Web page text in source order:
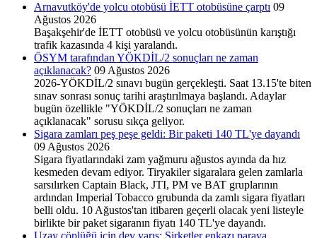
Arnavutköy'de yolcu otobüsü İETT otobüsüne çarptı 09
Ağustos 2026
Başakşehir'de İETT otobüsü ve yolcu otobüsünün karıştığı
trafik kazasında 4 kişi yaralandı.
ÖSYM tarafından YÖKDİL/2 sonuçları ne zaman
açıklanacak? 09 Ağustos 2026
2026-YÖKDİL/2 sınavı bugün gerçekleşti. Saat 13.15'te biten
sınav sonrası sonuç tarihi araştırılmaya başlandı. Adaylar
bugün özellikle "YÖKDİL/2 sonuçları ne zaman
açıklanacak" sorusu sıkça geliyor.
Sigara zamları peş peşe geldi: Bir paketi 140 TL'ye dayandı
09 Ağustos 2026
Sigara fiyatlarındaki zam yağmuru ağustos ayında da hız
kesmeden devam ediyor. Tiryakiler sigaralara gelen zamlarla
sarsılırken Captain Black, JTI, PM ve BAT gruplarının
ardından Imperial Tobacco grubunda da zamlı sigara fiyatları
belli oldu. 10 Ağustos'tan itibaren geçerli olacak yeni listeyle
birlikte bir paket sigaranın fiyatı 140 TL'ye dayandı.
Uzay çöplüğü için dev yarış: Şirketler enkazı paraya